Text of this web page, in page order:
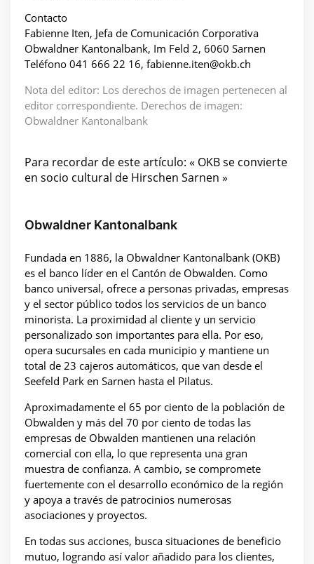
Contacto
Fabienne Iten, Jefa de Comunicación Corporativa
Obwaldner Kantonalbank, Im Feld 2, 6060 Sarnen
Teléfono 041 666 22 16, fabienne.iten@okb.ch
Nota del editor: Los derechos de imagen pertenecen al
editor correspondiente. Derechos de imagen:
Obwaldner Kantonalbank
Para recordar de este artículo: « OKB se convierte
en socio cultural de Hirschen Sarnen »
Obwaldner Kantonalbank
Fundada en 1886, la Obwaldner Kantonalbank (OKB)
es el banco líder en el Cantón de Obwalden. Como
banco universal, ofrece a personas privadas, empresas
y el sector público todos los servicios de un banco
minorista. La proximidad al cliente y un servicio
personalizado son importantes para ella. Por eso,
opera sucursales en cada municipio y mantiene un
total de 23 cajeros automáticos, que van desde el
Seefeld Park en Sarnen hasta el Pilatus.
Aproximadamente el 65 por ciento de la población de
Obwalden y más del 70 por ciento de todas las
empresas de Obwalden mantienen una relación
comercial con ella, lo que representa una gran
muestra de confianza. A cambio, se compromete
fuertemente con el desarrollo económico de la región
y apoya a través de patrocinios numerosas
asociaciones y proyectos.
En todas sus acciones, busca situaciones de beneficio
mutuo, logrando así valor añadido para los clientes,